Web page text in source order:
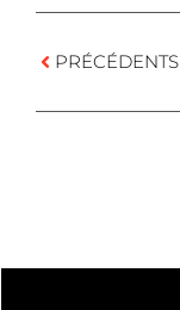
PRÉCÉDENTS